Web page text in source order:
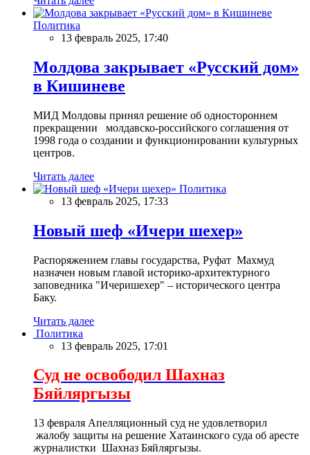
Политика
13 февраль 2025, 17:40
Молдова закрывает «Русский дом»
в Кишиневе
МИД Молдовы принял решение об одностороннем
прекращении молдавско-российского соглашения от
1998 года о создании и функционировании культурных
центров.
Читать далее
Политика
13 февраль 2025, 17:33
Новый шеф «Ичери шехер»
Распоряжением главы государства, Руфат Махмуд
назначен новым главой историко-архитектурного
заповедника "Ичеришехер" – исторического центра
Баку.
Читать далее
Политика
13 февраль 2025, 17:01
Суд не освободил Шахназ
Бяйляргызы
13 февраля Апелляционный суд не удовлетворил
жалобу защиты на решение Хатаинского суда об аресте
журналистки Шахназ Бяйляргызы.